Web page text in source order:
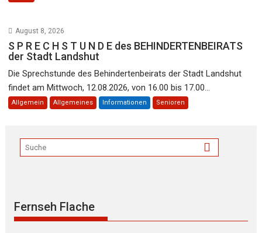
August 8, 2026
S P R E C H S T U N D E des BEHINDERTENBEIRATS
der Stadt Landshut
Die Sprechstunde des Behindertenbeirats der Stadt Landshut
findet am Mittwoch, 12.08.2026, von 16.00 bis 17.00...
Allgemein Allgemeines Informationen Senioren
Fernseh Flache